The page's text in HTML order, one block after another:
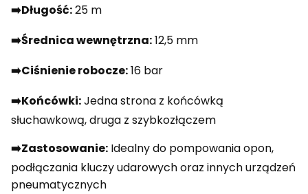
➡️Długość:25 m
➡️Średnica wewnętrzna:12,5 mm
➡️Ciśnienie robocze:16 bar
➡️Końcówki:Jedna strona z końcówką
słuchawkową, druga z szybkozłączem
➡️Zastosowanie: Idealny do pompowania opon,
podłączania kluczy udarowych oraz innych urządzeń
pneumatycznych